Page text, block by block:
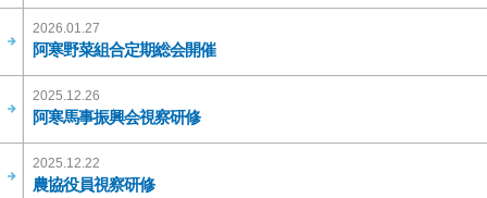
2026.01.27
阿寒野菜組合定期総会開催
2025.12.26
阿寒馬事振興会視察研修
2025.12.22
農協役員視察研修